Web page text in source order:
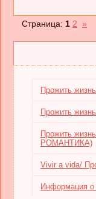
Страница:1 2 »
Прожить
Прожить
Прожить
РОМАНТИКА)
Vivir a vida/
Информация о